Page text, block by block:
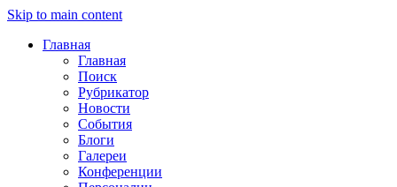
Skip to main content
Главная
Главная
Поиск
Рубрикатор
Новости
События
Блоги
Галереи
Конференции